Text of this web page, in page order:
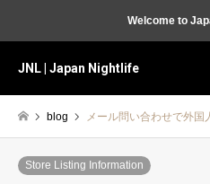
Welcome to
JNL | Japan Nightlife
blog メール問い合わせで外
Store Listing Information